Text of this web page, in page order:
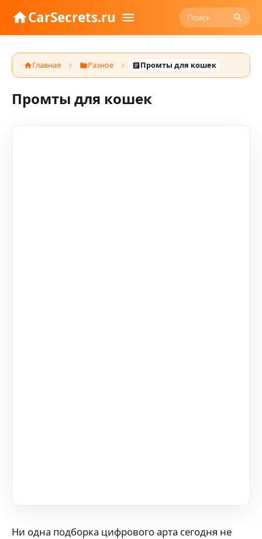
CarSecrets.ru
Главная Разное Промты для кошек
Промты для кошек
Ни одна подборка цифрового арта сегодня не